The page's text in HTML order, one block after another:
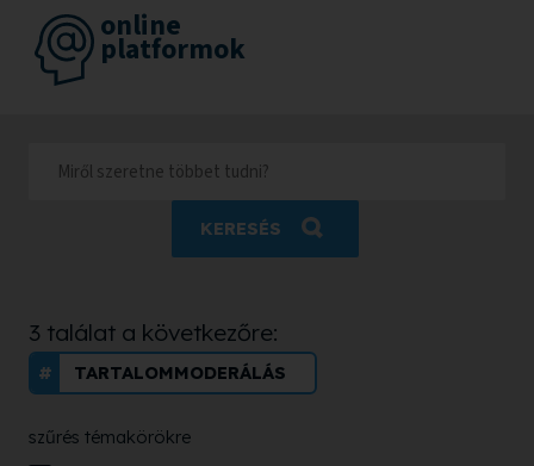
online
platformok
KERESÉS
3 találat a következőre:
TARTALOMMODERÁLÁS
szűrés témakörökre